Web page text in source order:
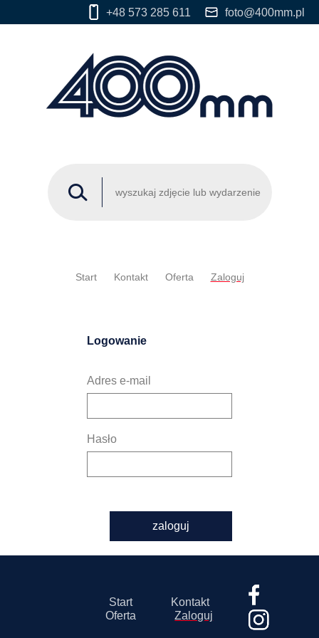
+48 573 285 611 foto@400mm.pl
Start Kontakt Oferta Zaloguj
Logowanie
Adres e-mail
Hasło
zaloguj
Start
Kontakt
Oferta
Zaloguj